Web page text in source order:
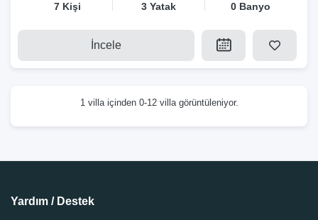
7 Kişi 3 Yatak 0 Banyo
İncele
1 villa içinden 0-12 villa görüntüleniyor.
Yardım / Destek